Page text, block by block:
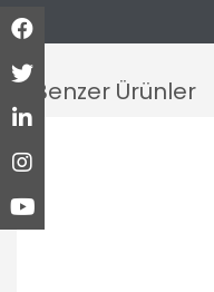
Benzer Ürünler